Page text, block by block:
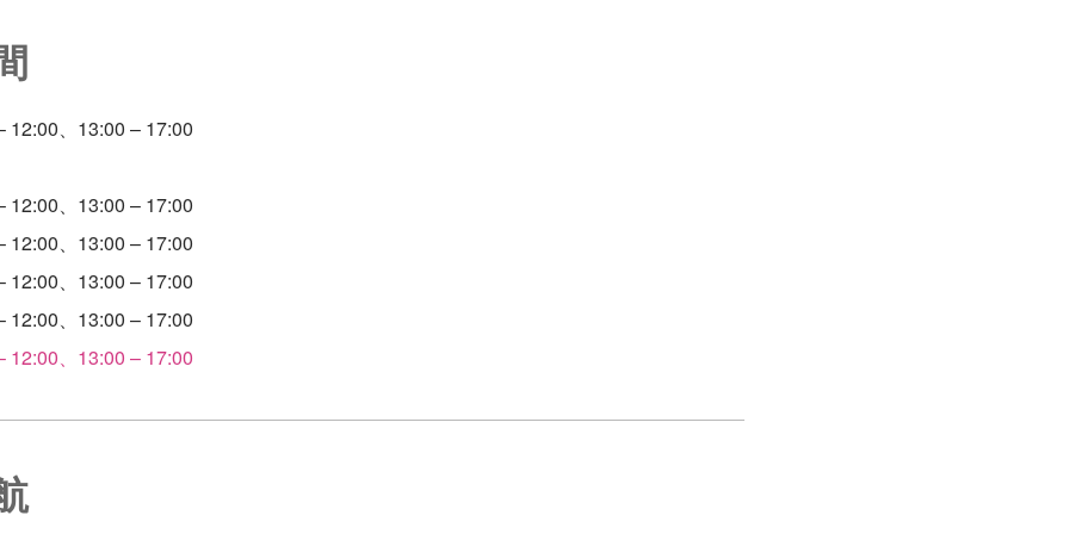
12:00、13:00 – 17:00
12:00、13:00 – 17:00
12:00、13:00 – 17:00
12:00、13:00 – 17:00
12:00、13:00 – 17:00
12:00、13:00 – 17:00